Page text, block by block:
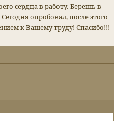
сердца в работу. Берешь в
опробовал, после этого
к Вашему труду! Спасибо!!!